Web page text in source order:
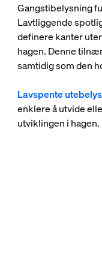
Gangstibelysning
Lavtliggende
definere kanter
hagen. Denne
samtidig som den
Lavspente
enklere å utvide
utviklingen i hagen.